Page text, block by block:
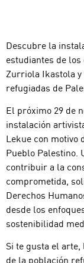
Descubre la
estudiantes de
Zurriola Ikastola y
refugiadas de
El próximo 29 de
instalación
Lekue con motivo
Pueblo Palestino.
contribuir a la
comprometida,
Derechos
desde los
sostenibilidad
Si te gusta el arte,
de la población